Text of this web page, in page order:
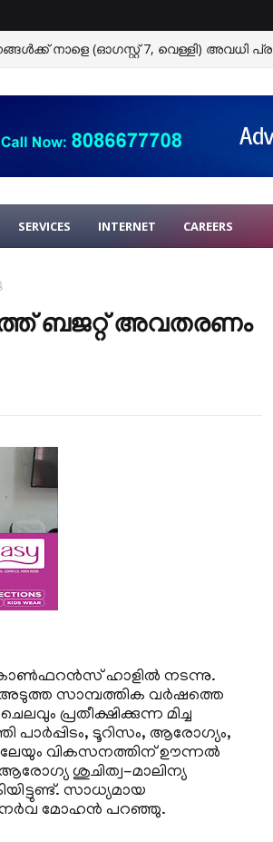
നാളെ (ഓഗസ്റ്റ് 7, വെള്ളി) അവധി
SERVICES INTERNET CAREERS
ബജറ്റ് അവതരണം
ഹാളില്‍ നടന്നു.
സാമ്പത്തിക വര്‍ഷത്തെ
പ്രതീക്ഷിക്കുന്ന മിച്ച
പാര്‍പ്പിടം, ടൂറിസം, ആരോഗ്യം,
വികസനത്തിന് ഊന്നല്‍
ആരോഗ്യ ശുചിത്വ-മാലിന്യ
സാധ്യമായ
മിനര്‍വ മോഹന്‍ പറഞ്ഞു.